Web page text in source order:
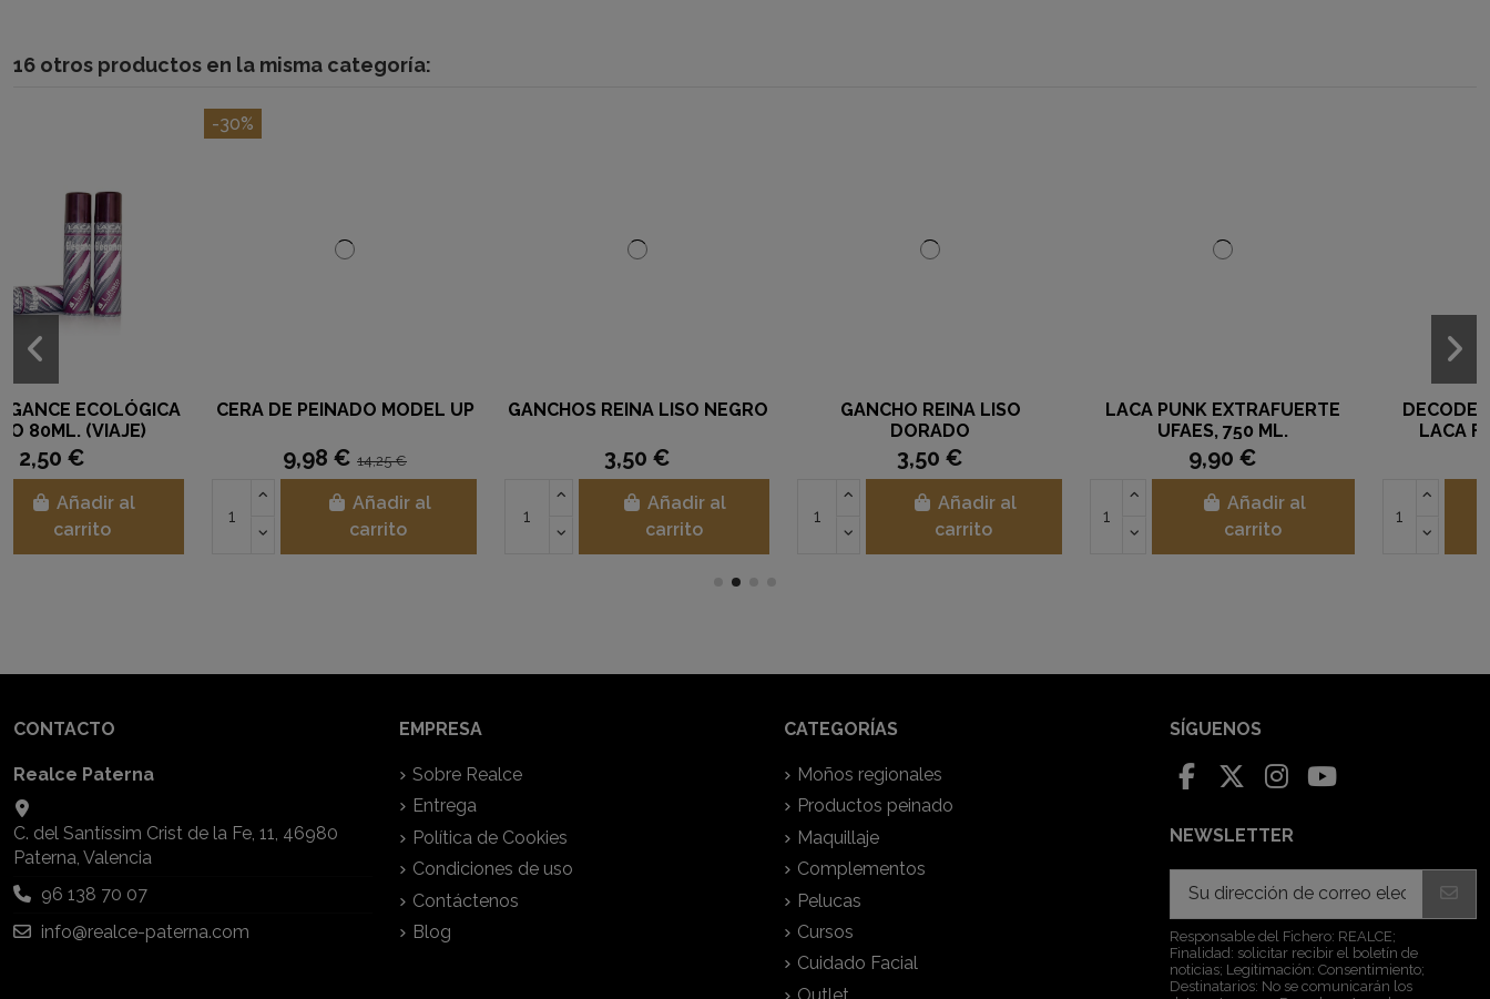
16 otros productos en la misma categoría:
CERA DE PEINADO MODEL UP GANCHOS REINA LISO NEGRO
GANCHO REINA LISO
LACA PUNK EXTRAFUERTE
DECODE FINISH ULTIMATE
LACA FUERTE 400 ML.
CONTACTO
Realce Paterna
C. del Santíssim Crist de la Fe, 11, 46980
Paterna, Valencia
96 138 70 07
info@realce-paterna.com
EMPRESA
Sobre Realce
Entrega
Política de Cookies
Condiciones de uso
Contáctenos
Blog
CATEGORÍAS
Moños regionales
Productos peinado
Maquillaje
Complementos
Pelucas
Cursos
Cuidado Facial
SÍGUENOS
NEWSLETTER
Responsable del Fichero: REALCE;
Finalidad: solicitar recibir el boletín de
noticias; Legitimación: Consentimiento;
Destinatarios: No se comunicarán los